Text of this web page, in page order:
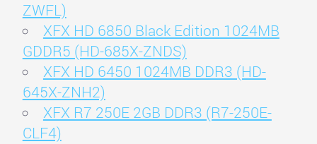
ZWFL)
XFX HD 6850 Black Edition 1024MB
GDDR5 (HD-685X-ZNDS)
XFX HD 6450 1024MB DDR3 (HD-
645X-ZNH2)
XFX R7 250E 2GB DDR3 (R7-250E-
CLF4)